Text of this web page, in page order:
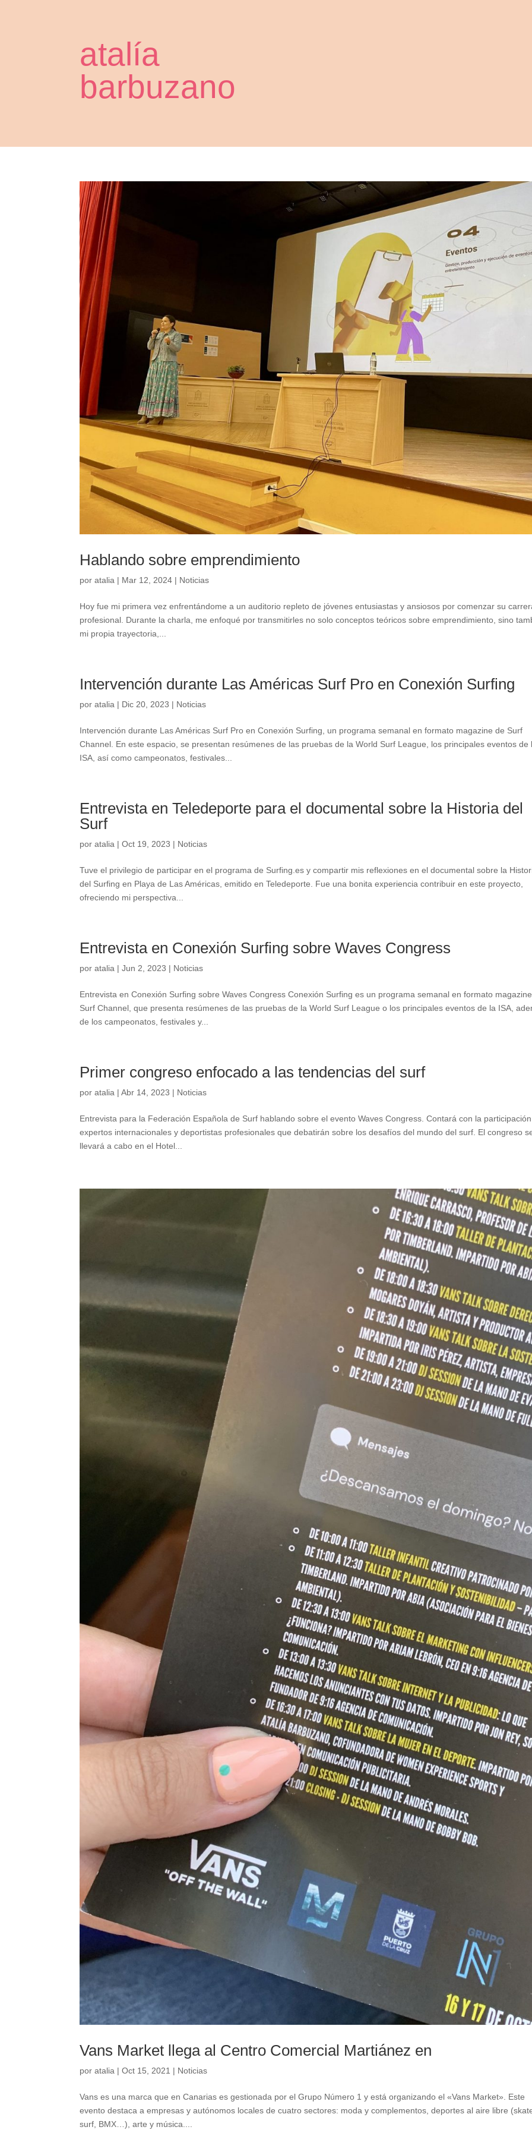
atalía
barbuzano
Hablando sobre emprendimiento
poratalia | Mar 12, 2024 | Noticias
Hoy fue mi primera vez enfrentándome a un auditorio repleto de jóvenes entusiastas y ansiosos por comenzar su
profesional. Durante la charla, me enfoqué por transmitirles no solo conceptos teóricos sobre emprendimiento, sino
mi propia trayectoria,...
Intervención durante Las Américas Surf Pro en Conexión Surfing
poratalia | Dic 20, 2023 | Noticias
Intervención durante Las Américas Surf Pro en Conexión Surfing, un programa semanal en formato magazine de Surf
Channel. En este espacio, se presentan resúmenes de las pruebas de la World Surf League, los principales eventos de
ISA, así como campeonatos, festivales...
Entrevista en Teledeporte para el documental sobre la Historia del
Surf
poratalia |Oct 19, 2023 | Noticias
Tuve el privilegio de participar en el programa de Surfing.es y compartir mis reflexiones en el documental sobre la
del Surfing en Playa de Las Américas, emitido en Teledeporte. Fue una bonita experiencia contribuir en este proyecto,
ofreciendo mi perspectiva...
Entrevista en Conexión Surfing sobre Waves Congress
poratalia |Jun 2, 2023 | Noticias
Entrevista en Conexión Surfing sobre Waves Congress Conexión Surfing es un programa semanal en formato
Surf Channel, que presenta resúmenes de las pruebas de la World Surf League o los principales eventos de la ISA,
de los campeonatos, festivales y...
Primer congreso enfocado a las tendencias del surf
poratalia |Abr 14, 2023 | Noticias
Entrevista para la Federación Española de Surf hablando sobre el evento Waves Congress. Contará con la
expertos internacionales y deportistas profesionales que debatirán sobre los desafíos del mundo del surf. El congreso
llevará a cabo en el Hotel...
Vans Market llega al Centro Comercial Martiánez en
poratalia |Oct 15, 2021 | Noticias
Vans es una marca que en Canarias es gestionada por el Grupo Número 1 y está organizando el «Vans Market». Este
evento destaca a empresas y autónomos locales de cuatro sectores: moda y complementos, deportes al aire libre
surf, BMX…), arte y música....